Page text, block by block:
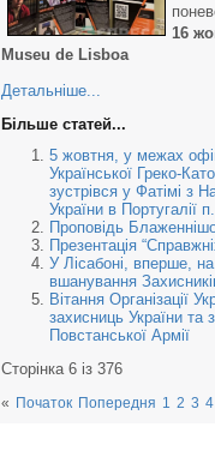
16
Museu de Lisboa
Детальніше...
Більше статей...
5 жовтня, у межах
Української Греко-
зустрівся у Фатімі з
України в
Проповідь
Презентація
У Лісабоні, вперше, на
вшанування
Вітання Організації
захисниць України та
Повстанської Армії
Сторінка 6 із 376
« Початок Попередня 1 2 3 4